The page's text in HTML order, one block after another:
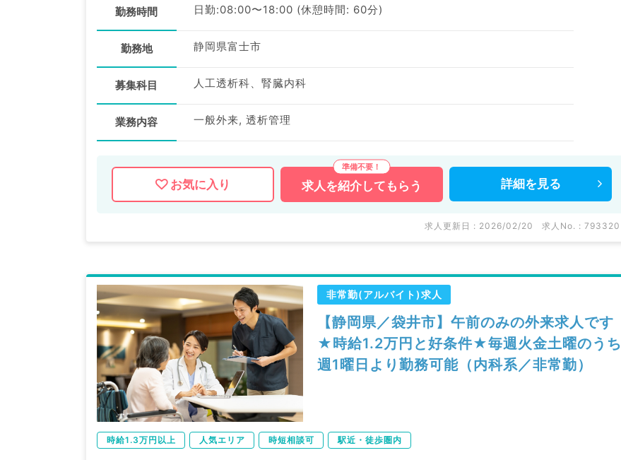
勤務時間 日勤:08:00〜18:00 (休憩時間: 60分)
勤務地 静岡県富士市
募集科目 人工透析科、腎臓内科
業務内容 一般外来, 透析管理
お気に入り 求人を紹介してもらう 詳細を 見る
求人更新日 : 2026/02/20 求人No. : 793320
非常勤(アルバイト)求人
【静岡県／袋井市】午前のみの外来求人です
★時給1.2万円と好条件★毎週火金土曜のうち
週1曜日より勤務可能（内科系／非常勤）
時給1.3万円以上 人気エリア 時短相談可 駅近・徒歩圏内